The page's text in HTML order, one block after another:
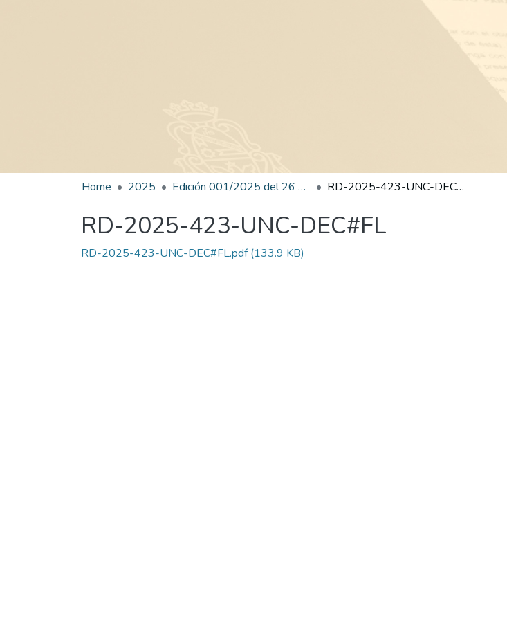
Home 2025 Edición 001/2025 del 26 de mayo de 2025 RD-2025-423-UNC-DEC#FL
RD-2025-423-UNC-DEC#FL
RD-2025-423-UNC-DEC#FL.pdf(133.9 KB)